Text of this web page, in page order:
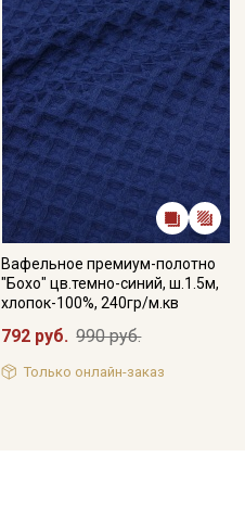
Вафельное премиум-полотно
"Бохо" цв.темно-синий, ш.1.5м,
хлопок-100%, 240гр/м.кв
792 руб. 990 руб.
Только онлайн-заказ